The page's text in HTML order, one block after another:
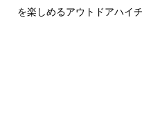
を楽しめるアウトドアハイ